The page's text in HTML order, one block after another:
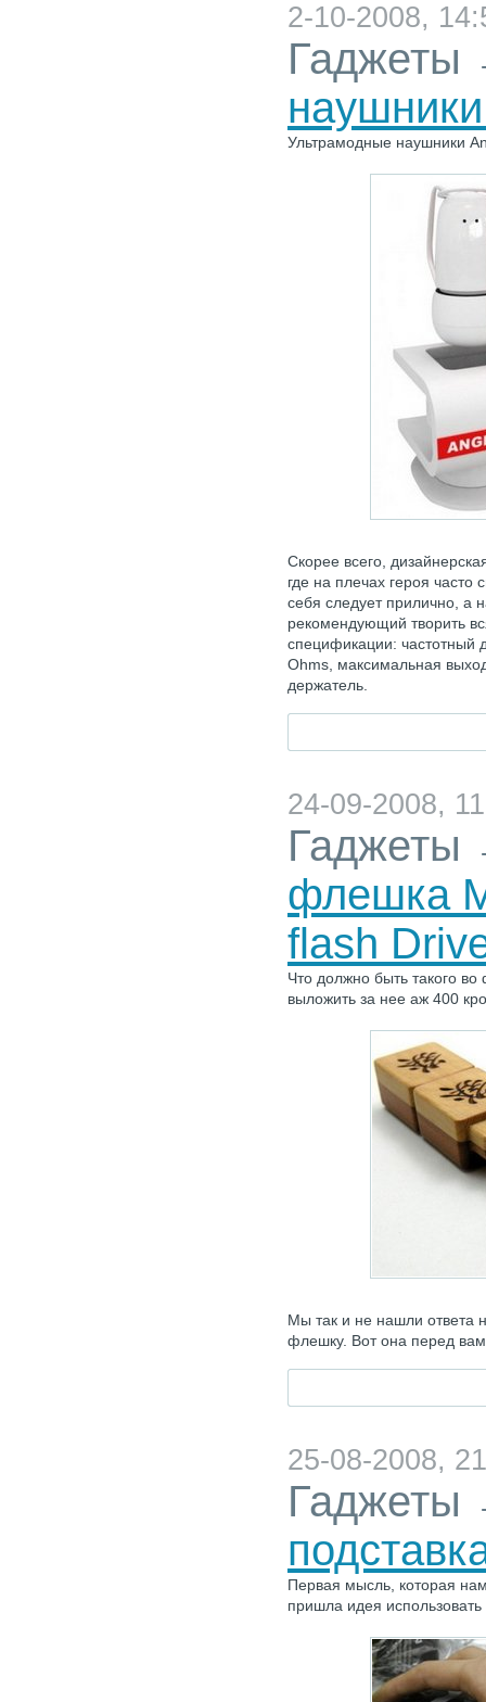
2-10-2008,
Гаджеты
Ультрамодные наушники
Скорее всего,
где на плечах героя часто
себя следует прилично, а
рекомендующий творить
спецификации: частотный
Ohms, максимальная
держатель.
24-09-2008,
Гаджеты
флешка
flash
Что должно быть такого
выложить за нее аж 400
Мы так и не нашли ответа
флешку. Вот она перед
25-08-2008,
Гаджеты
Первая мысль, которая
пришла идея использовать